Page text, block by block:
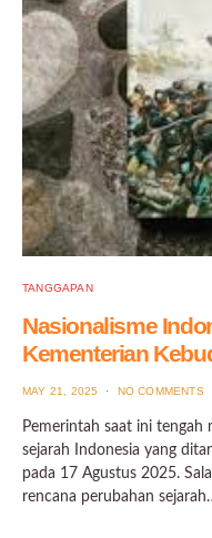
TANGGAPAN
Nasionalisme
Kementerian
POSTED
MAY 21, 2025 NO COMMENTS
Pemerintah saat ini tengah
sejarah Indonesia yang
pada 17 Agustus 2025.
rencana perubahan